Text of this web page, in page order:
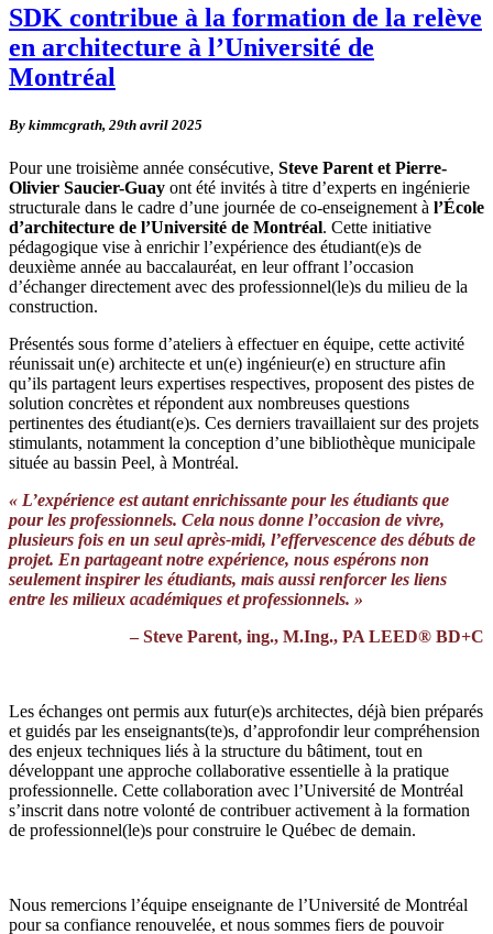
SDK contribue à la formation de la relève
en architecture à l’Université de
Montréal
By kimmcgrath, 29th avril 2025
Pour une troisième année consécutive, Steve Parent et Pierre-
Olivier Saucier-Guay ont été invités à titre d’experts en ingénierie
structurale dans le cadre d’une journée de co-enseignement à l’École
d’architecture de l’Université de Montréal. Cette initiative
pédagogique vise à enrichir l’expérience des étudiant(e)s de
deuxième année au baccalauréat, en leur offrant l’occasion
d’échanger directement avec des professionnel(le)s du milieu de la
construction.
Présentés sous forme d’ateliers à effectuer en équipe, cette activité
réunissait un(e) architecte et un(e) ingénieur(e) en structure afin
qu’ils partagent leurs expertises respectives, proposent des pistes de
solution concrètes et répondent aux nombreuses questions
pertinentes des étudiant(e)s. Ces derniers travaillaient sur des projets
stimulants, notamment la conception d’une bibliothèque municipale
située au bassin Peel, à Montréal.
« L’expérience est autant enrichissante pour les étudiants que
pour les professionnels. Cela nous donne l’occasion de vivre,
plusieurs fois en un seul après-midi, l’effervescence des débuts de
projet. En partageant notre expérience, nous espérons non
seulement inspirer les étudiants, mais aussi renforcer les liens
entre les milieux académiques et professionnels. »
– Steve Parent, ing., M.Ing., PA LEED® BD+C
Les échanges ont permis aux futur(e)s architectes, déjà bien préparés
et guidés par les enseignants(te)s, d’approfondir leur compréhension
des enjeux techniques liés à la structure du bâtiment, tout en
développant une approche collaborative essentielle à la pratique
professionnelle. Cette collaboration avec l’Université de Montréal
s’inscrit dans notre volonté de contribuer activement à la formation
de professionnel(le)s pour construire le Québec de demain.
Nous remercions l’équipe enseignante de l’Université de Montréal
pour sa confiance renouvelée, et nous sommes fiers de pouvoir